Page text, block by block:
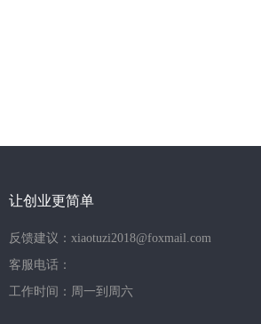
让创业更简单
反馈建议：xiaotuzi2018@foxmail.com
客服电话：
工作时间：周一到周六